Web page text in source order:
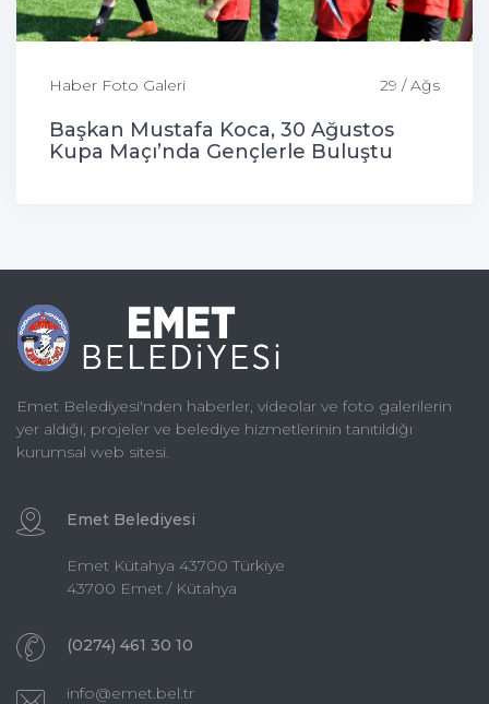
Haber Foto Galeri 29 / Ağs
Başkan Mustafa Koca, 30 Ağustos
Kupa Maçı’nda Gençlerle Buluştu
Emet Belediyesi'nden haberler, videolar ve foto galerilerin
yer aldığı, projeler ve belediye hizmetlerinin tanıtıldığı
kurumsal web sitesi.
Emet Belediyesi
Emet Kütahya 43700 Türkiye
43700 Emet / Kütahya
(0274) 461 30 10
info@emet.bel.tr